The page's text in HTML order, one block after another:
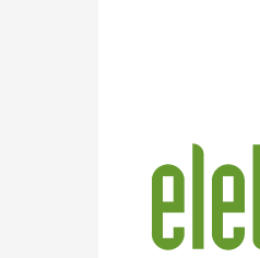
Elettronica
News